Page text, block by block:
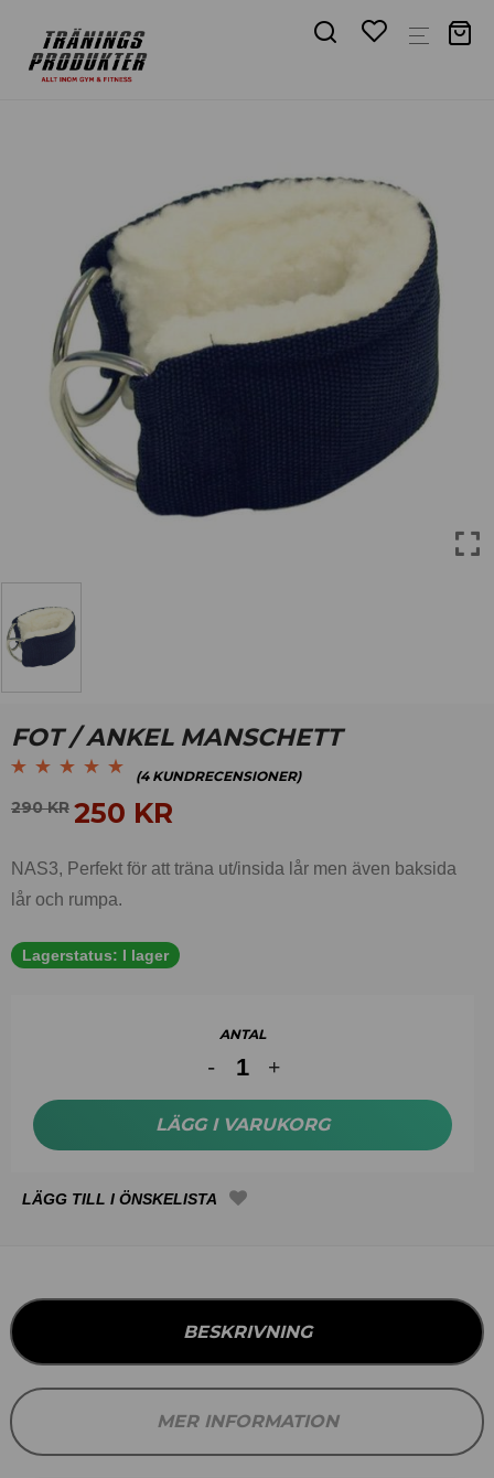
FOT / ANKEL MANSCHETT
5 baserat på
(4KUNDRECENSIONER)
290KR 250 KR
NAS3, Perfekt för att träna ut/insida lår men även baksida
lår och rumpa.
Lagerstatus: I lager
ANTAL
LÄGG I VARUKORG
BESKRIVNING
MER INFORMATION